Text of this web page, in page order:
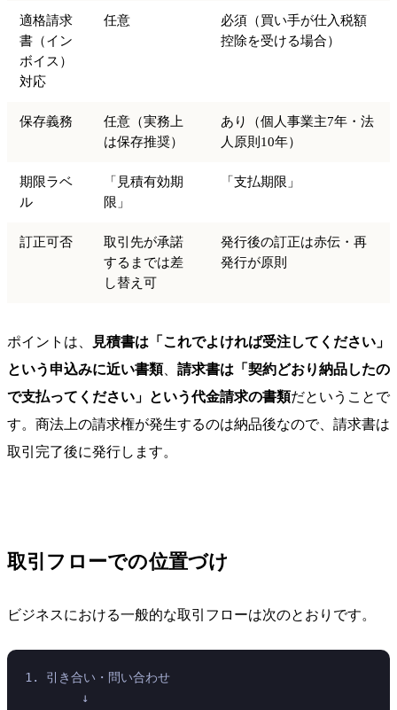
適格請求
書（イン
ボイス）
対応
任意
必須（買い手が仕入税額
控除を受ける場合）
保存義務
任意（実務上
は保存推奨）
あり（個人事業主7年・法
人原則10年）
期限ラベ
ル
「見積有効期
限」
「支払期限」
訂正可否
取引先が承諾
するまでは差
し替え可
発行後の訂正は赤伝・再
発行が原則
ポイントは、
見積書は「これでよければ受注してください」
という申込みに近い書類、 請求書は「契約どおり納品したの
で支払ってください」という代金請求の書類だということで
す。商法上の請求権が発生するのは納品後なので、請求書は
取引完了後に発行します。
取引フローでの位置づけ
ビジネスにおける一般的な取引フローは次のとおりです。
1. 引き合い・問い合わせ
        ↓